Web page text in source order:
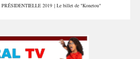
PRÉSIDENTIELLE 2019 | Le billet de "Konetou"